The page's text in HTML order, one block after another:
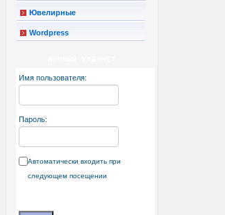
Ювелирные
Wordpress
Имя пользователя:
Пароль:
Автоматически входить при
следующем посещении